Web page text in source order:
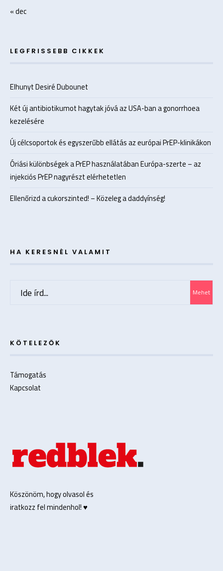
« dec
LEGFRISSEBB CIKKEK
Elhunyt Desiré Dubounet
Két új antibiotikumot hagytak jóvá az USA-ban a gonorrhoea
kezelésére
Új célcsoportok és egyszerűbb ellátás az európai PrEP-klinikákon
Óriási különbségek a PrEP használatában Európa-szerte – az
injekciós PrEP nagyrészt elérhetetlen
Ellenőrizd a cukorszinted! – Közeleg a daddyínség!
HA KERESNÉL VALAMIT
Mehet
KÖTELEZŐK
Támogatás
Kapcsolat
Köszönöm, hogy olvasol és
iratkozz fel mindenhol! ♥️